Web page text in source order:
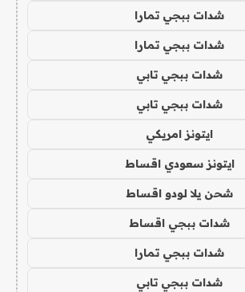
شدات ببجي تمارا
شدات ببجي تمارا
شدات ببجي تابي
شدات ببجي تابي
ايتونز امريكي
ايتونز سعودي اقساط
شحن يلا لودو اقساط
شدات ببجي اقساط
شدات ببجي تمارا
شدات ببجي تابي